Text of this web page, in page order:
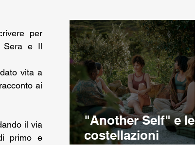
per
Sera e Il
vita a
ai
il via
primo e
"Another Self" e le
costellazioni